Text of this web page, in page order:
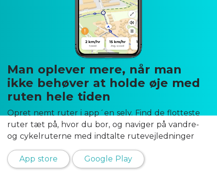
Man oplever mere, når man
ikke behøver at holde øje med
ruten hele tiden
Opret nemt ruter i app´en selv. Find de flotteste
ruter tæt på, hvor du bor, og naviger på vandre-
og cykelruterne med indtalte rutevejledninger
App store Google Play